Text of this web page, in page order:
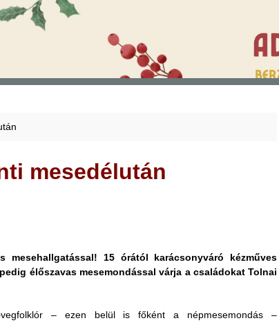
mesedélután
15 órától karácsonyváró kézműves
élőszavas mesemondással várja a családokat Tolnai
– ezen belül is főként a népmesemondás –